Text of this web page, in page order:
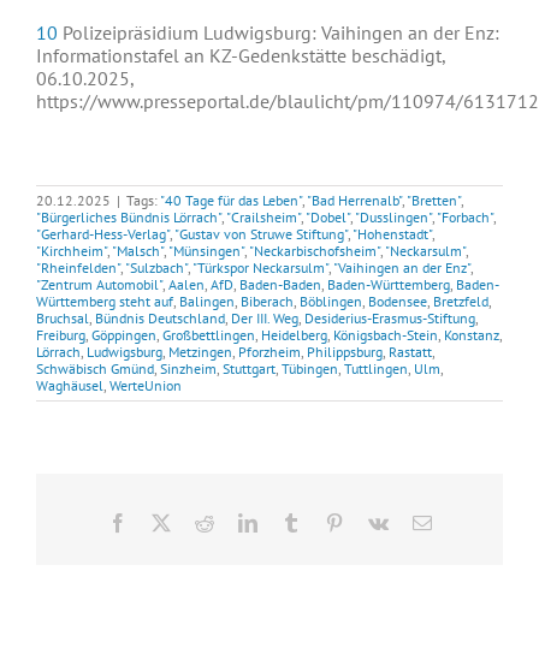
10 Polizeipräsidium Ludwigsburg: Vaihingen an der Enz:
Informationstafel an KZ-Gedenkstätte beschädigt,
06.10.2025,
https://www.presseportal.de/blaulicht/pm/110974/6131712
20.12.2025 | Tags: "40 Tage für das Leben", "Bad Herrenalb", "Bretten",
"Bürgerliches Bündnis Lörrach", "Crailsheim", "Dobel", "Dusslingen", "Forbach",
"Gerhard-Hess-Verlag", "Gustav von Struwe Stiftung", "Hohenstadt",
"Kirchheim", "Malsch", "Münsingen", "Neckarbischofsheim", "Neckarsulm",
"Rheinfelden", "Sulzbach", "Türkspor Neckarsulm", "Vaihingen an der Enz",
"Zentrum Automobil", Aalen, AfD, Baden-Baden, Baden-Württemberg, Baden-
Württemberg steht auf, Balingen, Biberach, Böblingen, Bodensee, Bretzfeld,
Bruchsal, Bündnis Deutschland, Der III. Weg, Desiderius-Erasmus-Stiftung,
Freiburg, Göppingen, Großbettlingen, Heidelberg, Königsbach-Stein, Konstanz,
Lörrach, Ludwigsburg, Metzingen, Pforzheim, Philippsburg, Rastatt,
Schwäbisch Gmünd, Sinzheim, Stuttgart, Tübingen, Tuttlingen, Ulm,
Waghäusel, WerteUnion
Facebook RedditLinkedInTumblr Pinterest
Vk
E-